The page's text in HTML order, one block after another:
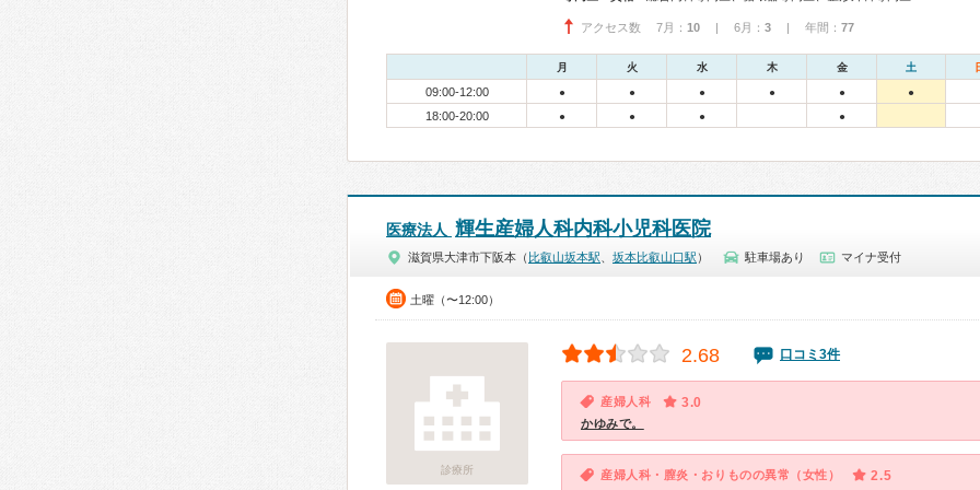
アクセス数 7月： 10 | 6月： 3 | 年間： 77
月 火 水 木 金 土
09:00-12:00 ● ● ● ● ● ●
18:00-20:00 ● ● ● ●
医療法人 輝生産婦人科内科小児科医院
滋賀県大津市下阪本（ 比叡山坂本駅 坂本比叡山口駅 ） 駐車場あり マイナ受付
土曜（〜12:00）
診療所
2.68 口コミ3件
産婦人科 3.0
かゆみで。
産婦人科・膣炎・おりものの異常（女性） 2.5